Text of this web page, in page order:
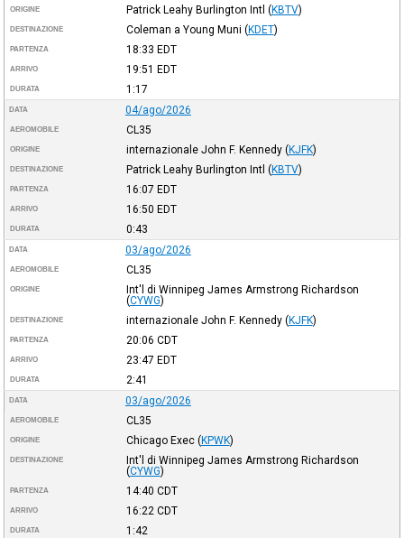
ORIGINE Patrick Leahy Burlington Intl (KBTV)
DESTINAZIONE Coleman a Young Muni (KDET)
PARTENZA 18:33 EDT
ARRIVO 19:51 EDT
DURATA 1:17
DATA 04/ago/2026
AEROMOBILE CL35
ORIGINE internazionale John F. Kennedy (KJFK)
DESTINAZIONE Patrick Leahy Burlington Intl (KBTV)
PARTENZA 16:07 EDT
ARRIVO 16:50 EDT
DURATA 0:43
DATA 03/ago/2026
AEROMOBILE CL35
ORIGINE
Int'l di Winnipeg James Armstrong Richardson
(CYWG)
DESTINAZIONE internazionale John F. Kennedy (KJFK)
PARTENZA 20:06 CDT
ARRIVO 23:47 EDT
DURATA 2:41
DATA 03/ago/2026
AEROMOBILE CL35
ORIGINE Chicago Exec (KPWK)
DESTINAZIONE
Int'l di Winnipeg James Armstrong Richardson
(CYWG)
PARTENZA 14:40 CDT
ARRIVO 16:22 CDT
DURATA 1:42